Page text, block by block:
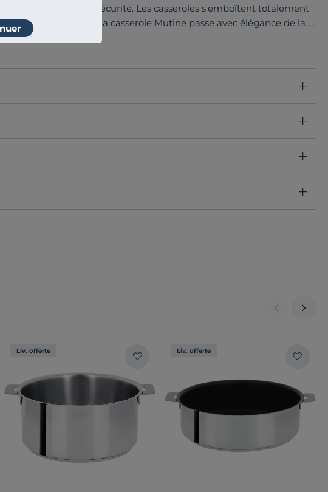
avec facilité et sécurité. Les casseroles s'emboîtent totalement
sa finition brillante, la casserole Mutine passe avec élégance de la
cette casserole lui donne un excellent rendement thermique et
préparation une fois sur la table.
Liv. offerte Liv. offerte